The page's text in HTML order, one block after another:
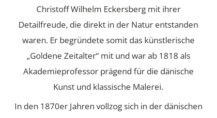
Christoff Wilhelm Eckersberg mit ihrer
Detailfreude, die direkt in der Natur entstanden
waren. Er begründete somit das künstlerische
„Goldene Zeitalter“ mit und war ab 1818 als
Akademieprofessor prägend für die dänische
Kunst und klassische Malerei.
In den 1870er Jahren vollzog sich in der dänischen